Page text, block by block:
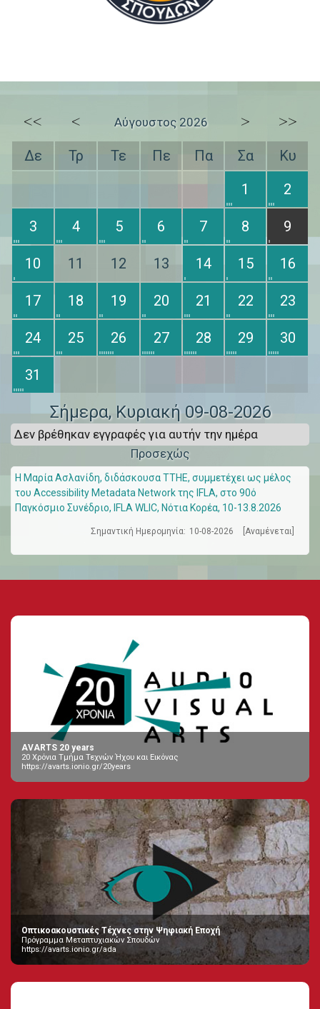
<< < Αύγουστος 2026 > >>
Δε Τρ Τε Πε Πα Σα
Κυ
1
2
3 4 5 6 7 8 9
10 11 12 13 14 15 16
17 18 19 20 21 22 23
24 25 26 27 28 29 30
31
Σήμερα, Κυριακή 09-08-2026
Δεν βρέθηκαν εγγραφές για αυτήν την ημέρα
Προσεχώς
Η Μαρία Ασλανίδη, διδάσκουσα ΤΤΗΕ, συμμετέχει ως μέλος
του Accessibility Metadata Network της IFLA, στο 90ό
Παγκόσμιο Συνέδριο, IFLA WLIC, Νότια Κορέα, 10-13.8.2026
Σημαντική Ημερομηνία: 10-08-2026 [Αναμένεται]
AVARTS 20 years
20 Χρόνια Τμήμα Τεχνών Ήχου και Εικόνας
https://avarts.ionio.gr/20years
Οπτικοακουστικές Τέχνες στην Ψηφιακή Εποχή
Πρόγραμμα Μεταπτυχιακών Σπουδών
https://avarts.ionio.gr/ada